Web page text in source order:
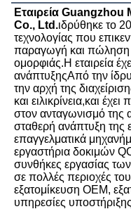
Εταιρεία
Co., Ltd.ιδρύθηκε το
τεχνολογίας που
παραγωγή και πώληση
ομορφιάς.Η εταιρεία
ανάπτυξηςΑπό την
την αρχή της
και ειλικρίνεια,και
στον ανταγωνισμό της
σταθερή ανάπτυξη της
επαγγελματικά
εργαστήρια δοκιμών
συνθήκες εργασίας
σε πολλές περιοχές
εξατομίκευση OEM,
υπηρεσίες